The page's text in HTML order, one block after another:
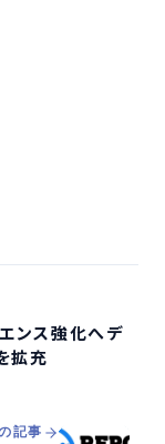
ンス強化へデ
拡充
記事